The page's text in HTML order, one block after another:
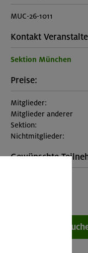
MUC-26-1011
Kontakt
Sektion München
Preise:
Mitglieder:
Mitglieder anderer
Sektion:
Nichtmitglieder:
Gewünschte